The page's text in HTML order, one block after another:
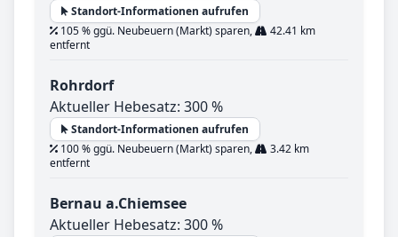
Standort-Informationen aufrufen
105 % ggü. Neubeuern (Markt) sparen,
42.41 km
entfernt
Rohrdorf
Aktueller Hebesatz: 300 %
Standort-Informationen aufrufen
100 % ggü. Neubeuern (Markt) sparen,
3.42 km
entfernt
Bernau a.Chiemsee
Aktueller Hebesatz: 300 %